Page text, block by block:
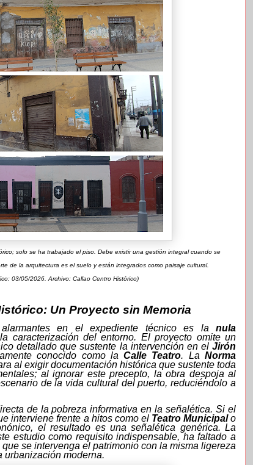
solo se ha trabajado el piso. Debe existir una gestión integral cuando se
de la arquitectura es el suelo y están integrados como paisaje cultural.
03/05/2026. Archivo: Callao Centro Histórico)
Un Proyecto sin Memoria
en el expediente técnico es la nula
caracterización del entorno. El proyecto omite un
detallado que sustente la intervención en el Jirón
conocido como laCalle Teatro. LaNorma
al exigir documentación histórica que sustente toda
al ignorar este precepto, la obra despoja al
de la vida cultural del puerto, reduciéndolo a
de la pobreza informativa en la señalética. Si el
interviene frente a hitos como el Teatro Municipalo
el resultado es una señalética genérica. La
estudio como requisito indispensable, ha faltado a
se intervenga el patrimonio con la misma ligereza
urbanización moderna.